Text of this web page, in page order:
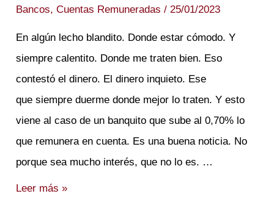
no.
Bancos,Cuentas Remuneradas /25/01/2023
En algún lecho blandito. Donde estar cómodo. Y
siempre calentito. Donde me traten bien. Eso
contestó el dinero. El dinero inquieto. Ese
que siempre duerme donde mejor lo traten. Y esto
viene al caso de un banquito que sube al 0,70% lo
que remunera en cuenta. Es una buena noticia. No
porque sea mucho interés, que no lo es. …
¿Dónde
Leer más »